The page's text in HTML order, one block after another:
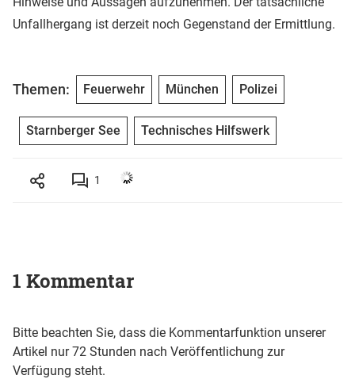
Unfallhergang ist derzeit noch Gegenstand der Ermittlung.
Themen: Feuerwehr München Polizei
Starnberger See Technisches Hilfswerk
1
1 Kommentar
Bitte beachten Sie, dass die Kommentarfunktion unserer
Artikel nur 72 Stunden nach Veröffentlichung zur
Verfügung steht.